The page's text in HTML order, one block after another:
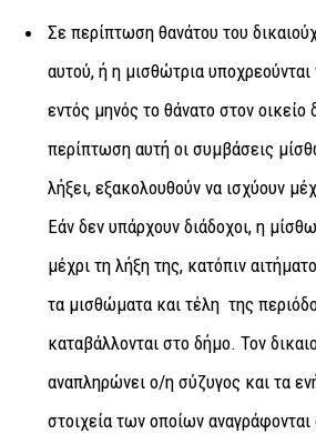
Σε περίπτωση θανάτου του
αυτού, ή η μισθώτρια υποχρεούνται
εντός μηνός το θάνατο στον οικείο
περίπτωση αυτή οι συμβάσεις
λήξει, εξακολουθούν να ισχύουν
Εάν δεν υπάρχουν διάδοχοι, η
μέχρι τη λήξη της, κατόπιν
τα μισθώματα και τέλη της
καταβάλλονται στο δήμο. Τον
αναπληρώνει ο/η σύζυγος και τα
στοιχεία των οποίων